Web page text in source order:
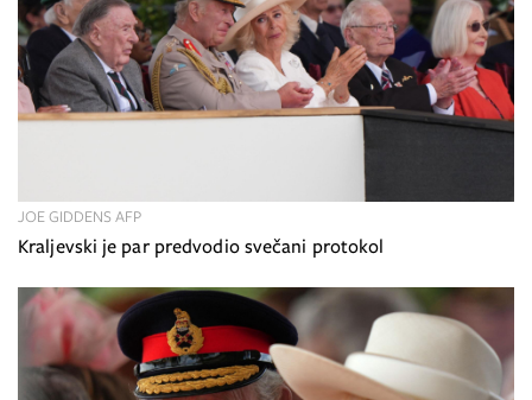
Kraljevski je par predvodio svečani protokol
JOE GIDDENS AFP